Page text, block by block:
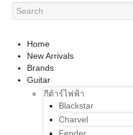
Home
New Arrivals
Brands
Guitar
กีต้าร์ไฟฟ้า
Blackstar
Charvel